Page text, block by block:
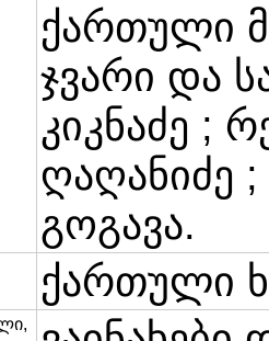
ქართული
ჯვარი და
კიკნაძე ;
ღაღანიძე ;
გოგავა.
ქართული